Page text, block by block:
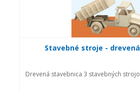
Stavebné stroje -
Drevená stavebnica 3 stavebných